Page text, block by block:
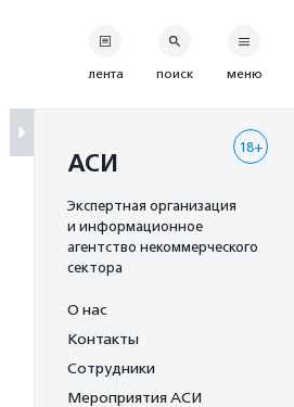
лента поиск меню
18+
АСИ
Экспертная организация
и информационное
агентство некоммерческого
сектора
О нас
Контакты
Сотрудники
Мероприятия АСИ